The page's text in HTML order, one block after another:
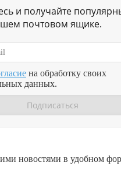
и получайте
почтовом ящике.
на обработку своих
данных.
новостями в удобном